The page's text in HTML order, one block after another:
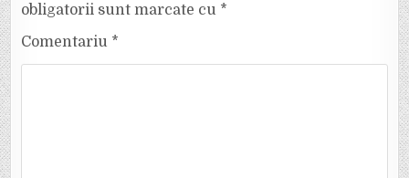
obligatorii sunt marcate cu *
Comentariu *